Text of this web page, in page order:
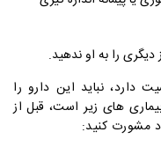
را به او ندهید.
نباید این دارو را
های زیر است، قبل از
مشورت کنید: